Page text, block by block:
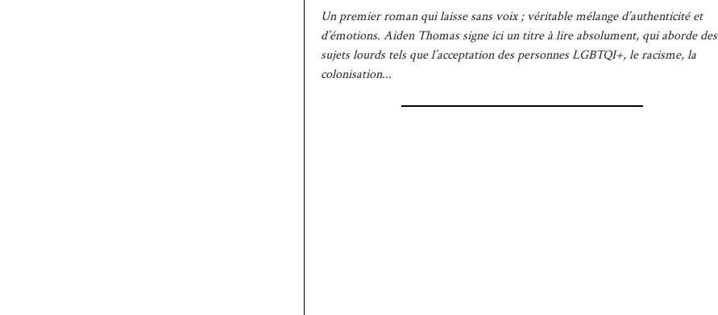
Un premier roman qui laisse sans voix ; véritable mélange d’authenticité et
d’émotions. Aiden Thomas signe ici un titre à lire absolument, qui aborde des
sujets lourds tels que l’acceptation des personnes LGBTQI+, le racisme, la
colonisation...